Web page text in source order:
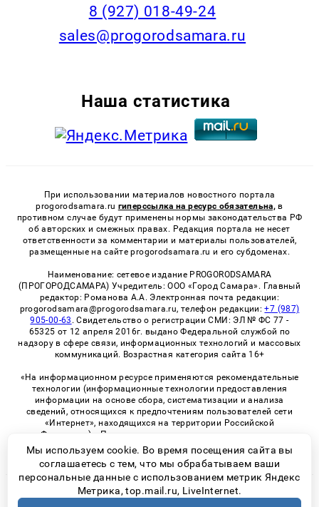
8 (927) 018-49-24
sales@progorodsamara.ru
Наша статистика
При использовании материалов новостного портала
progorodsamara.ru гиперссылка на ресурс обязательна, в
противном случае будут применены нормы законодательства РФ
об авторских и смежных правах. Редакция портала не несет
ответственности за комментарии и материалы пользователей,
размещенные на сайте progorodsamara.ru и его субдоменах.
Наименование: сетевое издание PROGORODSAMARA
(ПРОГОРОДСАМАРА) Учредитель: ООО «Город Самара». Главный
редактор: Романова А.А. Электронная почта редакции:
progorodsamara@progorodsamara.ru, телефон редакции:+7 (987)
905-00-63 . Свидетельство о регистрации СМИ: ЭЛ № ФС 77 -
65325 от 12 апреля 2016г. выдано Федеральной службой по
надзору в сфере связи, информационных технологий и массовых
коммуникаций. Возрастная категория сайта 16+
«На информационном ресурсе применяются рекомендательные
технологии (информационные технологии предоставления
информации на основе сбора, систематизации и анализа
сведений, относящихся к предпочтениям пользователей сети
«Интернет», находящихся на территории Российской
Федерации)». Правила применения рекомендательных
технологий в виджетах рекламно-обменной сети
«СМИ2» (PDF)
© 2026 «ProGorodSamara» | Все права защищены
Мы используем cookie. Во время посещения сайта вы
соглашаетесь с тем, что мы обрабатываем ваши
персональные данные с использованием метрик Яндекс
Метрика, top.mail.ru, LiveInternet.